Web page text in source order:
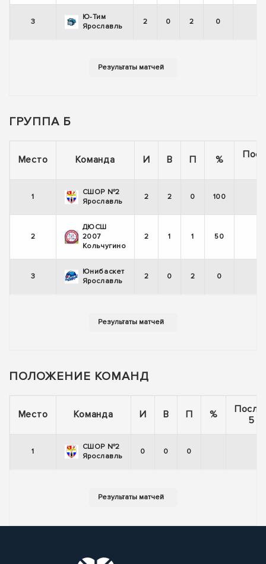
3
Ю-Тим
Ярославль
2 0 2 0
ГРУППА Б
Место Команда И В П %
1
СШОР №2
Ярославль
2 2 0 100
2
ДЮСШ
2007
Кольчугино
2 1 1 50
3
Юнибаскет
Ярославль
2 0 2 0
ПОЛОЖЕНИЕ КОМАНД
Место Команда И В П %
5
1
СШОР №2
Ярославль
0 0 0